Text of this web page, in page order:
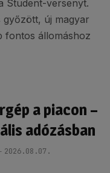
Student-versenyt.
győzött, új magyar
fontos állomáshoz
a piacon –
adózásban
2026.08.07.